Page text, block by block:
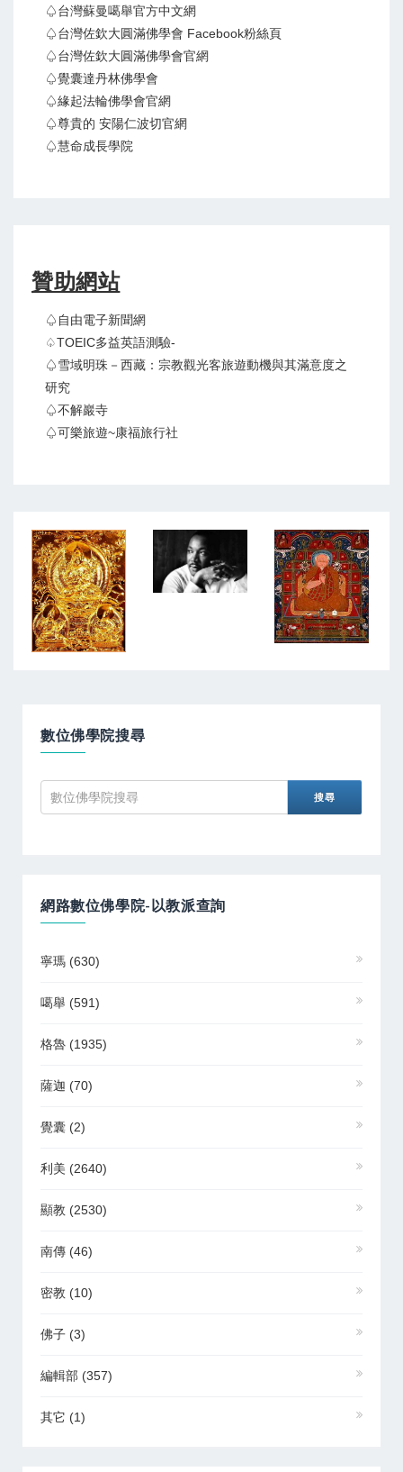
♤台灣蘇曼噶舉官方中文網
♤台灣佐欽大圓滿佛學會 Facebook粉絲頁
♤台灣佐欽大圓滿佛學會官網
♤覺囊達丹林佛學會
♤緣起法輪佛學會官網
♤尊貴的 安陽仁波切官網
♤慧命成長學院
贊助網站
♤自由電子新聞網
♤TOEIC多益英語測驗-
♤雪域明珠－西藏：宗教觀光客旅遊動機與其滿意度之
研究
♤不解巖寺
♤可樂旅遊~康福旅行社
數位佛學院搜尋
網路數位佛學院-以教派查詢
寧瑪 (630)
噶舉 (591)
格魯 (1935)
薩迦 (70)
覺囊 (2)
利美 (2640)
顯教 (2530)
南傳 (46)
密教 (10)
佛子 (3)
編輯部 (357)
其它 (1)